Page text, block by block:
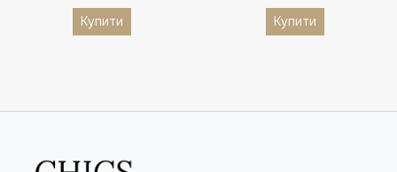
690 ₴.
Купити Купити